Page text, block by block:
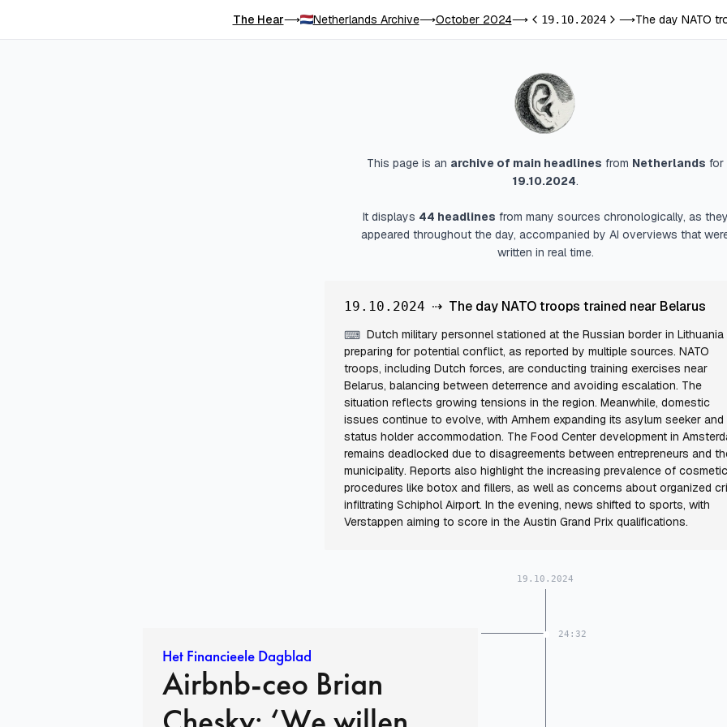
The Hear⟶ Netherlands Archive⟶October 2024⟶Previous day
19.10.2024Next day
⟶The day NATO
This page is an archive of main headlines from Netherlands for
19.10.2024.
It displays 44 headlines from many sources chronologically, as they
appeared throughout the day, accompanied by AI overviews that
written in real time.
19.10.2024 ⇢ The day NATO troops trained near Belarus
⌨ Dutch military personnel stationed at the Russian border in Lithuania
preparing for potential conflict, as reported by multiple sources. NATO
troops, including Dutch forces, are conducting training exercises near
Belarus, balancing between deterrence and avoiding escalation. The
situation reflects growing tensions in the region. Meanwhile, domestic
issues continue to evolve, with Arnhem expanding its asylum seeker and
status holder accommodation. The Food Center development in
remains deadlocked due to disagreements between entrepreneurs and
municipality. Reports also highlight the increasing prevalence of cosmetic
procedures like botox and fillers, as well as concerns about organized
infiltrating Schiphol Airport. In the evening, news shifted to sports, with
Verstappen aiming to score in the Austin Grand Prix qualifications.
19.10.2024
24:32
Het Financieele Dagblad
Airbnb-ceo Brian